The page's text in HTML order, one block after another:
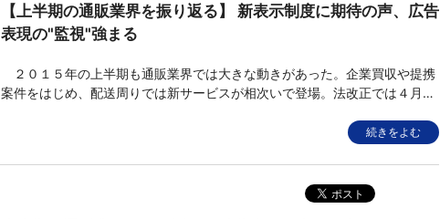
【上半期の通販業界を振り返る】 新表示制度に期待の声、広告
表現の"監視"強まる
２０１５年の上半期も通販業界では大きな動きがあった。企業買収や提携
案件をはじめ、配送周りでは新サービスが相次いで登場。法改正では４月に
待が寄せられている。その一方で広告手法を巡ったトラブルもいくつか見ら
続きをよむ